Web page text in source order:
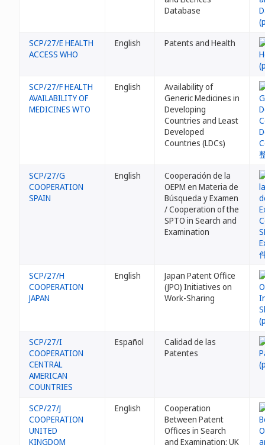
Database
SCP/27/E HEALTH
ACCESS WHO
English Patents and Health
SCP/27/F HEALTH
AVAILABILITY OF
MEDICINES WTO
English
Availability of
Generic Medicines in
Developing
Countries and Least
Developed
Countries (LDCs)
SCP/27/G
COOPERATION
SPAIN
English
Cooperación de la
OEPM en Materia de
Búsqueda y Examen
/ Cooperation of the
SPTO in Search and
Examination
SCP/27/H
COOPERATION
JAPAN
English
Japan Patent Office
(JPO) Initiatives on
Work-Sharing
SCP/27/I
COOPERATION
CENTRAL
AMERICAN
COUNTRIES
Español
Calidad de las
Patentes
SCP/27/J
COOPERATION
UNITED
KINGDOM
English
Cooperation
Between Patent
Offices in Search
and Examination: UK